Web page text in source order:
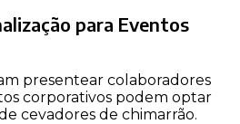
para Eventos
presentear colaboradores
corporativos podem optar
cevadores de chimarrão.